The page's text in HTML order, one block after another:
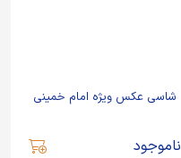
شاسی عکس ویژه امام خمینی
ناموجود